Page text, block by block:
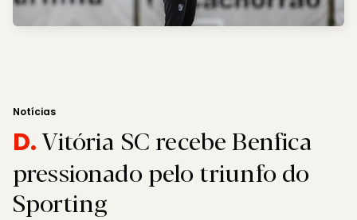
Notícias
D.Vitória SC recebe Benfica
pressionado pelo triunfo do
Sporting